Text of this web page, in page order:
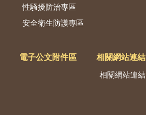
性騷擾防治專區
安全衛生防護專區
電子公文附件區 相關網站連結
相關網站連結